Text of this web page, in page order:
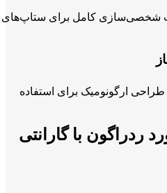
شخصی‌سازی کامل برای ستاپ‌های
طراحی ارگونومیک برای استفاده
ردراگون با گارانتی